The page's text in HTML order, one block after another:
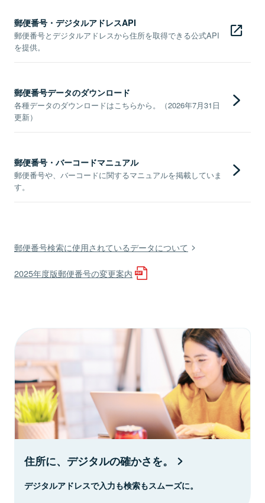
郵便番号・デジタルアドレスAPI
郵便番号とデジタルアドレスから住所を取得できる公式API
を提供。
郵便番号データのダウンロード
各種データのダウンロードはこちらから。（2026年7月31日
更新）
郵便番号・バーコードマニュアル
郵便番号や、バーコードに関するマニュアルを掲載していま
す。
郵便番号検索に使用されているデータについて
2025年度版郵便番号の変更案内
住所に、デジタルの確かさを。
デジタルアドレスで入力も検索もスムーズに。